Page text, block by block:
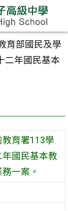
育部國民及學
二年國民基本
育署113學
國民基本教
一案。